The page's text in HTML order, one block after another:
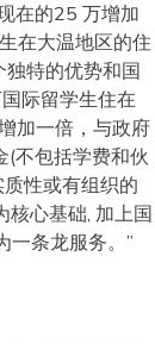
在的25 万增加
在大温地区的住
特的优势和国
际留学生住在
加一倍，与政府
(不包括学费和伙
性或有组织的
心基础, 加上国
一条龙服务。”